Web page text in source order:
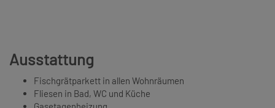
Ausstattung
Fischgrätparkett in allen Wohnräumen
Fliesen in Bad, WC und Küche